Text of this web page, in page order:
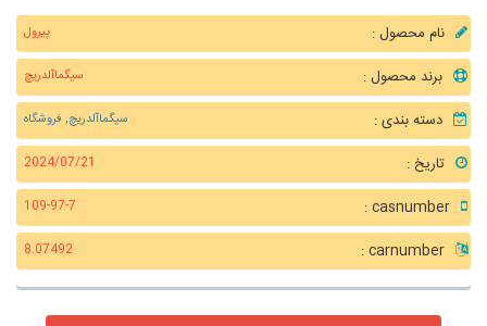
نام محصول : پیرول
برند محصول : سیگماآلدریچ
دسته بندی : سیگماآلدریچ, فروشگاه
تاریخ : 2024/07/21
109-97-7
8.07492